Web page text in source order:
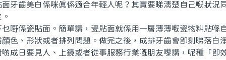
牙齒美白係咪真係適合年輕人呢？其實要睇清楚自己嘅狀況
係瓷貼面。簡單講，瓷貼面就係用一層薄薄嘅瓷物料貼喺
色、形狀或者排列問題。做完之後，成排牙齒會即刻睇落白
成日要見人、上鏡或者從事服務行業嘅朋友嚟講，呢種「即